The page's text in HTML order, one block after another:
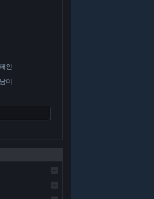
리 보유. 모든 상표는 미국
유자의 재산입니다.
인
미